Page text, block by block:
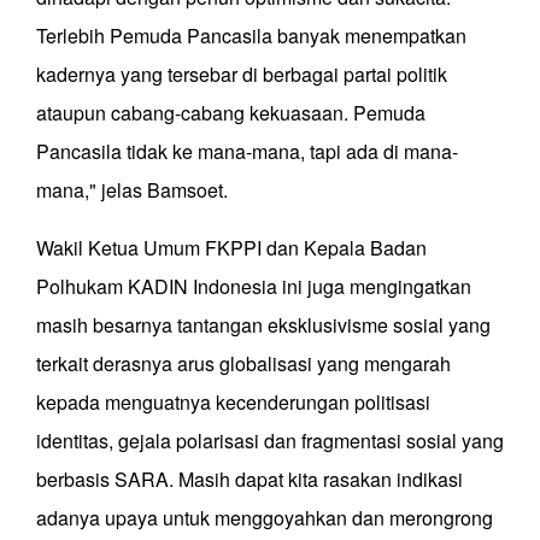
Terlebih Pemuda Pancasila banyak menempatkan
kadernya yang tersebar di berbagai partai politik
ataupun cabang-cabang kekuasaan. Pemuda
Pancasila tidak ke mana-mana, tapi ada di mana-
mana," jelas Bamsoet.
Wakil Ketua Umum FKPPI dan Kepala Badan
Polhukam KADIN Indonesia ini juga mengingatkan
masih besarnya tantangan eksklusivisme sosial yang
terkait derasnya arus globalisasi yang mengarah
kepada menguatnya kecenderungan politisasi
identitas, gejala polarisasi dan fragmentasi sosial yang
berbasis SARA. Masih dapat kita rasakan indikasi
adanya upaya untuk menggoyahkan dan merongrong